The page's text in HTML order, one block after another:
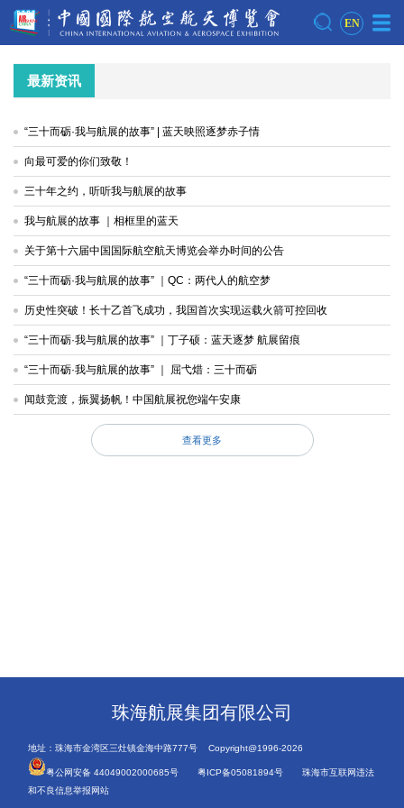
EN
最新资讯
“三十而砺·我与航展的故事” | 蓝天映照逐梦赤子情
向最可爱的你们致敬！
三十年之约，听听我与航展的故事
我与航展的故事 ｜相框里的蓝天
关于第十六届中国国际航空航天博览会举办时间的公告
“三十而砺·我与航展的故事” ｜QC：两代人的航空梦
历史性突破！长十乙首飞成功，我国首次实现运载火箭可控回收
“三十而砺·我与航展的故事” ｜丁子硕：蓝天逐梦 航展留痕
“三十而砺·我与航展的故事” ｜ 屈弋焟：三十而砺
闻鼓竞渡，振翼扬帆！中国航展祝您端午安康
查看更多
珠海航展集团有限公司
地址：珠海市金湾区三灶镇金海中路777号 Copyright@1996-2026
粤公网安备 44049002000685号 粤ICP备05081894号
珠海市互联网违法
和不良信息举报网站